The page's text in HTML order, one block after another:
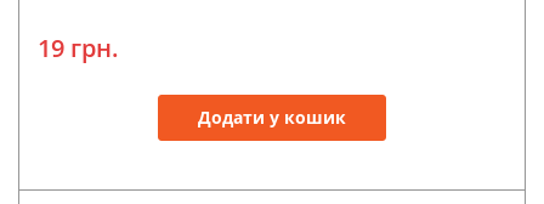
19 грн.
Додати у кошик